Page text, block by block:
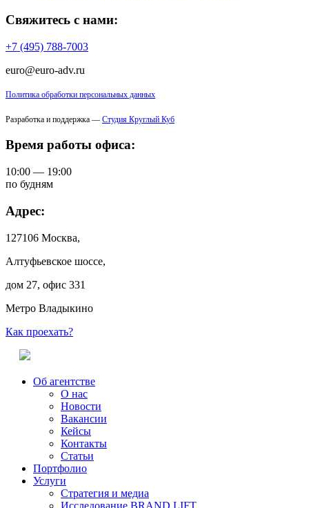
Свяжитесь с нами:
+7 (495) 788-7003
euro@euro-adv.ru
Политика обработки персональных данных
Разработка и поддержка — Студия Круглый Куб
Время работы офиса:
10:00 — 19:00
по будням
Адрес:
127106 Москва,
Алтуфьевское шоссе,
дом 27, офис 331
Метро Владыкино
Как проехать?
Об агентстве
О нас
Новости
Вакансии
Кейсы
Контакты
Статьи
Портфолио
Услуги
Стратегия и медиа
Исследование BRAND LIFT